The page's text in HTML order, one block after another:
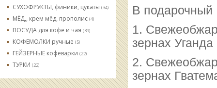
СУХОФРУКТЫ, финики, цукаты (34)
МЁД,, крем мёд, прополис (4)
ПОСУДА для кофе и чая (39)
КОФЕМОЛКИ ручные (5)
ГЕЙЗЕРНЫЕ кофеварки (22)
ТУРКИ (22)
В подарочный
1.
зернах
2.
зернах